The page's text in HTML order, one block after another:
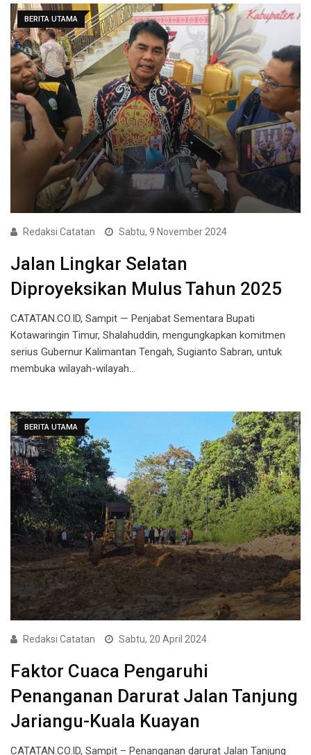
BERITA UTAMA
Redaksi Catatan Sabtu, 9 November 2024
Jalan Lingkar Selatan
Diproyeksikan Mulus Tahun 2025
CATATAN.CO.ID, Sampit — Penjabat Sementara Bupati
Kotawaringin Timur, Shalahuddin, mengungkapkan komitmen
serius Gubernur Kalimantan Tengah, Sugianto Sabran, untuk
membuka wilayah-wilayah…
BERITA UTAMA
Redaksi Catatan Sabtu, 20 April 2024
Faktor Cuaca Pengaruhi
Penanganan Darurat Jalan Tanjung
Jariangu-Kuala Kuayan
CATATAN.CO.ID, Sampit – Penanganan darurat Jalan Tanjung